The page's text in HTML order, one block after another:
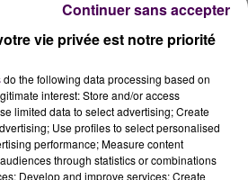
chasseurs.
vie privée est notre priorité
do the following data processing based on
interest: Store and/or access
limited data to select advertising; Create
Use profiles to select personalised
performance; Measure content
through statistics or combinations
Develop and improve services; Create
Continuer sans accepter